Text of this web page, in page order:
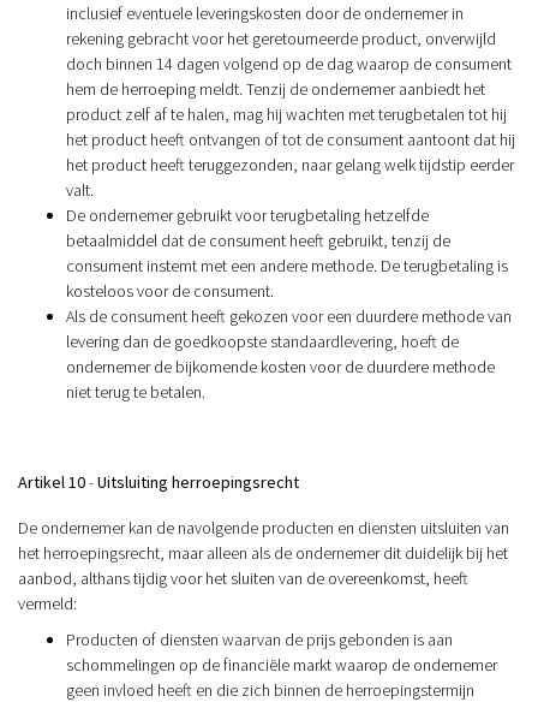
inclusief eventuele leveringskosten door de ondernemer in
rekening gebracht voor het geretourneerde product, onverwijld
doch binnen 14 dagen volgend op de dag waarop de consument
hem de herroeping meldt. Tenzij de ondernemer aanbiedt het
product zelf af te halen, mag hij wachten met terugbetalen tot hij
het product heeft ontvangen of tot de consument aantoont dat hij
het product heeft teruggezonden, naar gelang welk tijdstip eerder
valt.
De ondernemer gebruikt voor terugbetaling hetzelfde
betaalmiddel dat de consument heeft gebruikt, tenzij de
consument instemt met een andere methode. De terugbetaling is
kosteloos voor de consument.
Als de consument heeft gekozen voor een duurdere methode van
levering dan de goedkoopste standaardlevering, hoeft de
ondernemer de bijkomende kosten voor de duurdere methode
niet terug te betalen.
Artikel 10-Uitsluiting herroepingsrecht
De ondernemer kan de navolgende producten en diensten uitsluiten van
het herroepingsrecht, maar alleen als de ondernemer dit duidelijk bij het
aanbod, althans tijdig voor het sluiten van de overeenkomst, heeft
vermeld:
Producten of diensten waarvan de prijs gebonden is aan
schommelingen op de financiële markt waarop de ondernemer
geen invloed heeft en die zich binnen de herroepingstermijn